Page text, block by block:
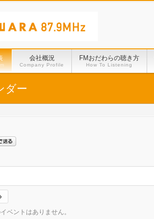
会社概況
Company Profile
FMおだわらの聴き方
How To Listening
ダー
ベントはありません。